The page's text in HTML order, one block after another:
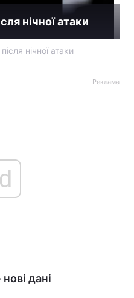
нічної атаки
нічної атаки
Реклама
дані